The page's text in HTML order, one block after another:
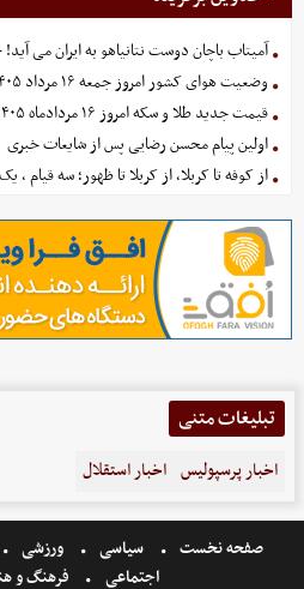
آمیتاب باچان دوست نتانیاهو به ایران می
وضعیت هوای کشور امروز جمعه ۱۶ مرداد ۱۴۰۵
قیمت جدید طلا و سکه امروز ۱۶ مردادماه ۱۴۰۵/ جدول
اولین پیام محسن رضایی پس از شایعات خبری
از کوفه تا کربلا، از کربلا تا ظهور؛ سه قیام ،
تبلیغات متنی
اخبار پرسپولیس اخبار استقلال
صفحه نخست سیاسی ورزشی
اجتماعی
فرهنگ و